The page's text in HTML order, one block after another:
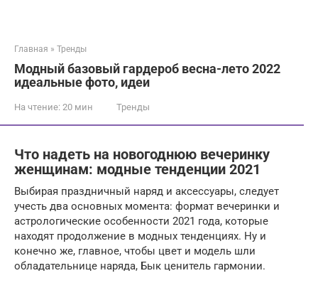
Главная » Тренды
Модный базовый гардероб весна-лето 2022
идеальные фото, идеи
На чтение: 20 мин Тренды
Что надеть на новогоднюю вечеринку
женщинам: модные тенденции 2021
Выбирая праздничный наряд и аксессуары, следует
учесть два основных момента: формат вечеринки и
астрологические особенности 2021 года, которые
находят продолжение в модных тенденциях. Ну и
конечно же, главное, чтобы цвет и модель шли
обладательнице наряда, Бык ценитель гармонии.